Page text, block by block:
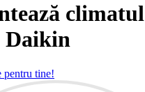
climatul
Daikin
pentru tine!